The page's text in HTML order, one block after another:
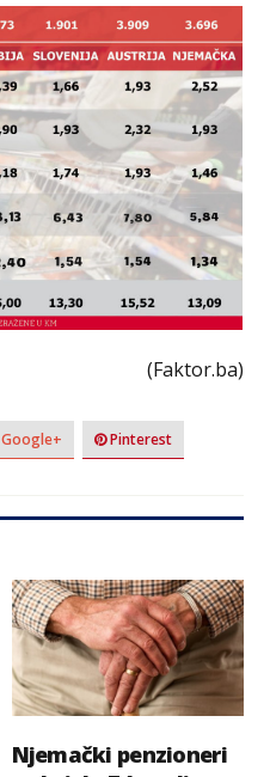
(Faktor.ba)
Google+ Pinterest
Njemački penzioneri